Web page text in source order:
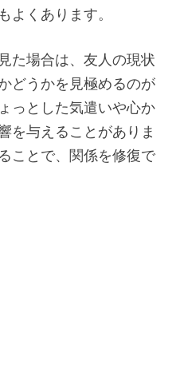
よくあります。
た場合は、友人の現状
どうかを見極めるのが
っとした気遣いや心か
を与えることがありま
ことで、関係を修復で